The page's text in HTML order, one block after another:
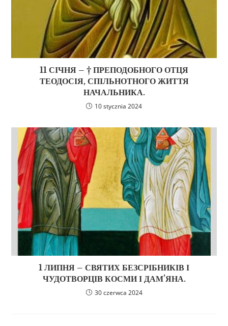
11 СІЧНЯ – † ПРЕПОДОБНОГО ОТЦЯ
ТЕОДОСІЯ, СПІЛЬНОТНОГО ЖИТТЯ
НАЧАЛЬНИКА.
10 stycznia 2024
1 ЛИПНЯ – СВЯТИХ БЕЗСРІБНИКІВ І
ЧУДОТВОРЦІВ КОСМИ І ДАМ’ЯНА.
30 czerwca 2024